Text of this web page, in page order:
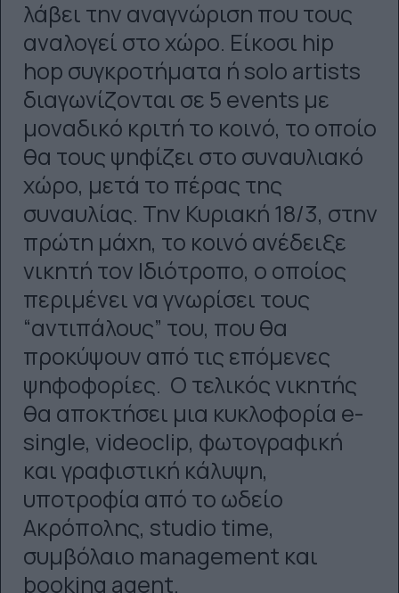
λάβει την αναγνώριση που τους
αναλογεί στο χώρο. Είκοσι hip
hop συγκροτήματα ή solo artists
διαγωνίζονται σε 5 events με
μοναδικό κριτή το κοινό, το οποίο
θα τους ψηφίζει στο συναυλιακό
χώρο, μετά το πέρας της
συναυλίας. Την Κυριακή 18/3, στην
πρώτη μάχη, το κοινό ανέδειξε
νικητή τον Ιδιότροπο, ο οποίος
περιμένει να γνωρίσει τους
“αντιπάλους” του, που θα
προκύψουν από τις επόμενες
ψηφοφορίες. Ο τελικός νικητής
θα αποκτήσει μια κυκλοφορία e-
single, videoclip, φωτογραφική
και γραφιστική κάλυψη,
υποτροφία από το ωδείο
Ακρόπολης, studio time,
συμβόλαιο management και
booking agent.